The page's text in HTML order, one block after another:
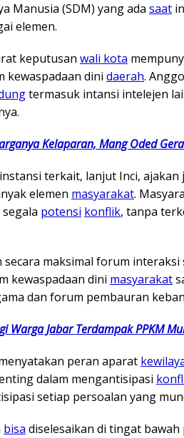
Manusia (SDM) yang ada saat
elemen.
keputusan wali kota
kewaspadaan dini daerah.
termasuk intansi intelejen
Kelaparan, Mang Oded
terkait, lanjut Inci,
elemen masyarakat.
potensi konflik, tanpa
secara maksimal forum
kewaspadaan dini masyarakat
dan forum pembauran
Warga Jabar Terdampak PPKM
peran aparat
dalam mengantisipasi
setiap persoalan yang
bisa diselesaikan di tingat bawah